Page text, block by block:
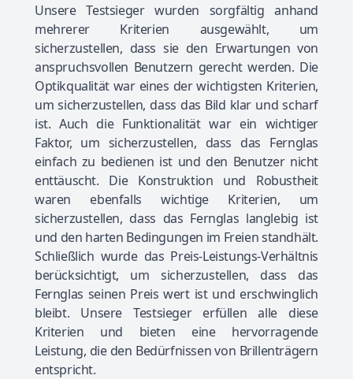
Unsere Testsieger wurden sorgfältig anhand
mehrerer Kriterien ausgewählt, um
sicherzustellen, dass sie den Erwartungen von
anspruchsvollen Benutzern gerecht werden. Die
Optikqualität war eines der wichtigsten Kriterien,
um sicherzustellen, dass das Bild klar und scharf
ist. Auch die Funktionalität war ein wichtiger
Faktor, um sicherzustellen, dass das Fernglas
einfach zu bedienen ist und den Benutzer nicht
enttäuscht. Die Konstruktion und Robustheit
waren ebenfalls wichtige Kriterien, um
sicherzustellen, dass das Fernglas langlebig ist
und den harten Bedingungen im Freien standhält.
Schließlich wurde das Preis-Leistungs-Verhältnis
berücksichtigt, um sicherzustellen, dass das
Fernglas seinen Preis wert ist und erschwinglich
bleibt. Unsere Testsieger erfüllen alle diese
Kriterien und bieten eine hervorragende
Leistung, die den Bedürfnissen von Brillenträgern
entspricht.